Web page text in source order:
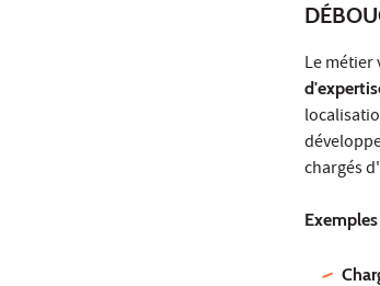
Le métier
chargés